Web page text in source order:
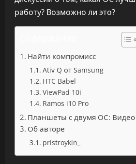
работу? Возможно ли это?
Найти компромисс
Ativ Q от Samsung
HTC Babel
ViewPad 10i
Ramos i10 Pro
Планшеты с двумя ОС: Видео
Об авторе
pristroykin_